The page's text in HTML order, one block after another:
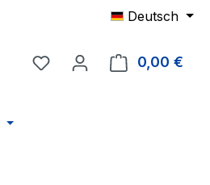
Deutsch
Du hast 0 Produkte auf
0,00 €